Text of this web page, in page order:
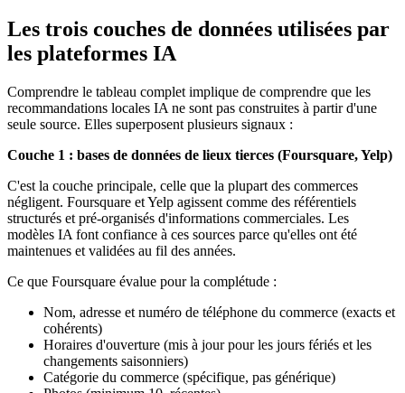
Les trois couches de données utilisées par
les plateformes IA
Comprendre le tableau complet implique de comprendre que les
recommandations locales IA ne sont pas construites à partir d'une
seule source. Elles superposent plusieurs signaux :
Couche 1 : bases de données de lieux tierces (Foursquare, Yelp)
C'est la couche principale, celle que la plupart des commerces
négligent. Foursquare et Yelp agissent comme des référentiels
structurés et pré-organisés d'informations commerciales. Les
modèles IA font confiance à ces sources parce qu'elles ont été
maintenues et validées au fil des années.
Ce que Foursquare évalue pour la complétude :
Nom, adresse et numéro de téléphone du commerce (exacts et
cohérents)
Horaires d'ouverture (mis à jour pour les jours fériés et les
changements saisonniers)
Catégorie du commerce (spécifique, pas générique)